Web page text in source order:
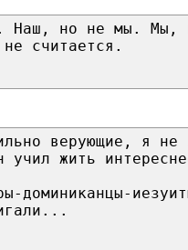
Наш, но не мы. Мы,
считается.
верующие, я не
учил жить
доминиканцы-